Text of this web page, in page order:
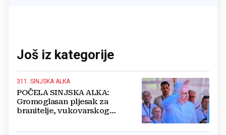
Još iz kategorije
311. SINJSKA ALKA
POČELA SINJSKA ALKA:
Gromoglasan pljesak za
branitelje, vukovarskog